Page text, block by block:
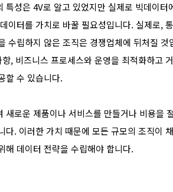
특성은 4V로 알고 있었지만 실제로 빅데이
이터를 가치로 바꿀 필요성입니다. 실제로,
수립하지 않은 조직은 경쟁업체에 뒤처질
, 비즈니스 프로세스와 운영을 최적화하고
할 수 있습니다.
새로운 제품이나 서비스를 만들거나 비용을
다. 이러한 가치 때문에 모든 규모의 조직이
해 데이터 전략을 수립해야 합니다.